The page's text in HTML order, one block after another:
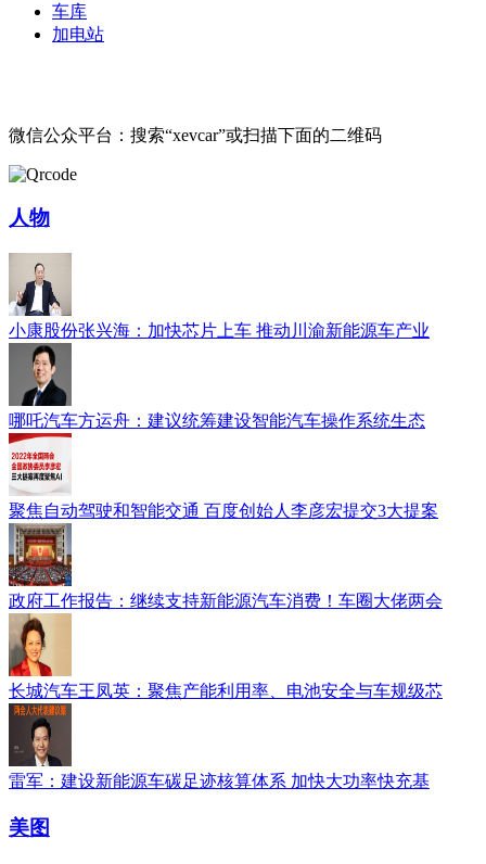
车库
加电站
微信公众平台：搜索“xevcar”或扫描下面的二维码
人物
小康股份张兴海：加快芯片上车 推动川渝新能源车产业
哪吒汽车方运舟：建议统筹建设智能汽车操作系统生态
聚焦自动驾驶和智能交通 百度创始人李彦宏提交3大提案
政府工作报告：继续支持新能源汽车消费！车圈大佬两会
长城汽车王凤英：聚焦产能利用率、电池安全与车规级芯
雷军：建设新能源车碳足迹核算体系 加快大功率快充基
美图